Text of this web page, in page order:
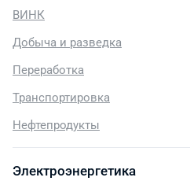
ВИНК
Добыча и разведка
Переработка
Транспортировка
Нефтепродукты
Электроэнергетика